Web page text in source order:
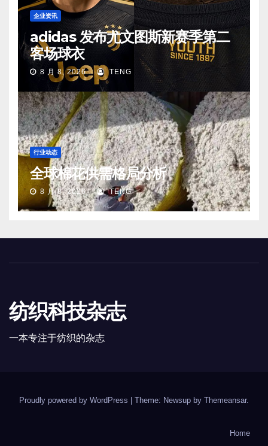
企业资讯
adidas 发布尤文图斯新赛季第二
客场球衣
8 月 8, 2026 TENG
行业动态
全球棉花供需格局分析
8 月 8, 2026 TENG
纺织科技杂志
一本专注于纺织的杂志
Proudly powered by WordPress | Theme: Newsup by Themeansar.
Home